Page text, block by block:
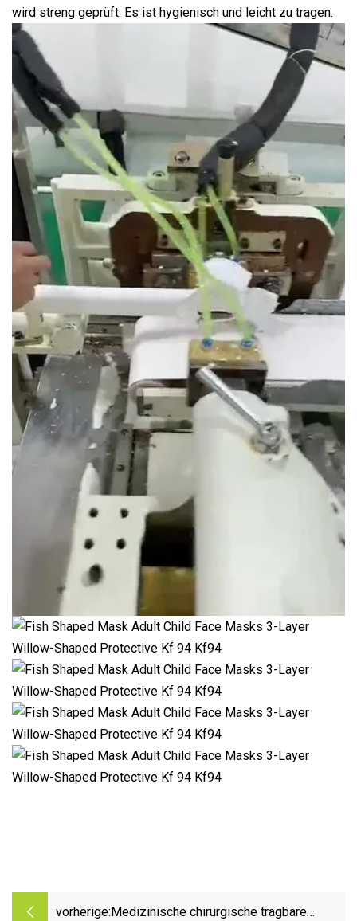
wird streng geprüft. Es ist hygienisch und leicht zu tragen.
vorherige: Medizinische chirurgische tragbare